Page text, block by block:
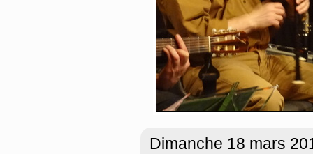
Dimanche 18 mars